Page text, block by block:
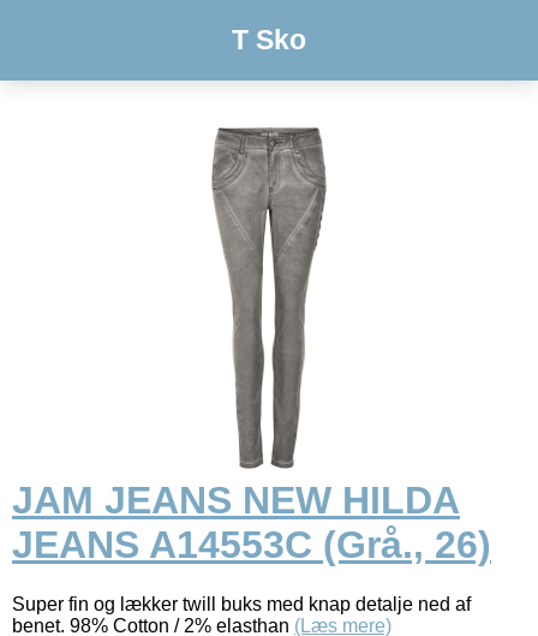
T Sko
JAM JEANS NEW HILDA
JEANS A14553C (Grå., 26)
Super fin og lækker twill buks med knap detalje ned af
benet. 98% Cotton / 2% elasthan (Læs mere)